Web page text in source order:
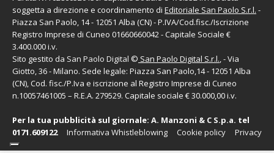
soggetta a direzione e coordinamento di Editoriale San Paolo S.r.l. -
Piazza San Paolo, 14 - 12051 Alba (CN) - P.IVA/Cod.fisc./Iscrizione
Registro Imprese di Cuneo 01660660042 - Capitale Sociale €
3.400.000 i.v.
Sito gestito da San Paolo Digital © San Paolo Digital S.r.l., - Via
Giotto, 36 - Milano. Sede legale: Piazza San Paolo,14 - 12051 Alba
(CN), Cod. fisc./P.Iva e iscrizione al Registro Imprese di Cuneo
n.10057461005 – R.E.A. 279529. Capitale sociale € 30.000,00 i.v.
Per la tua pubblicità sul giornale: A. Manzoni & C S.p.a. tel
0171.609122
Privacy
Cookie policy
Informativa Whistleblowing